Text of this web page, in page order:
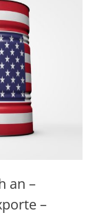
an –
–